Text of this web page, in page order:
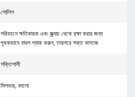
পোলিশ
পরিবহনে ক্ষতিকারক এবং স্ক্র্যাচ থেকে রক্ষা করার জন্য
পৃথকভাবে বাবল প্যাক করুন, তারপরে শক্ত কাগজে
শক্তিশালী
সিলভার, কালো